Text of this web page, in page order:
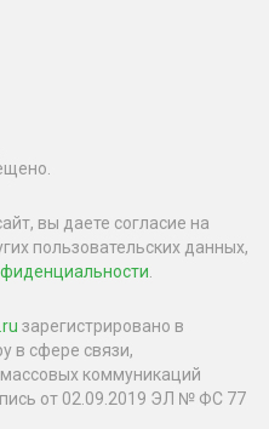
вы даете согласие на
пользовательских данных,
зарегистрировано в
в сфере связи,
коммуникаций
от 02.09.2019 ЭЛ № ФС 77